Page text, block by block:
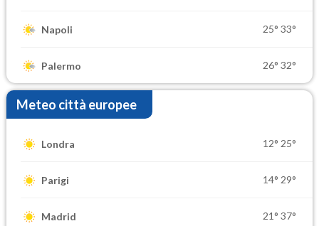
Napoli 25° 33°
Palermo 26° 32°
Meteo città europee
Londra 12° 25°
Parigi 14° 29°
Madrid 21° 37°